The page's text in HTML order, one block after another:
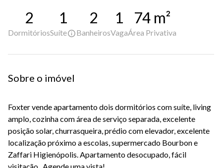
2
Dormitórios
1
Suíte
2
Banheiros
1
Vaga
74 m²
Área Privativa
Sobre o imóvel
Foxter vende apartamento dois dormitórios com suíte, living
amplo, cozinha com área de serviço separada, excelente
posição solar, churrasqueira, prédio com elevador, excelente
localização próximo a escolas, supermercado Bourbon e
Zaffari Higienópolis. Apartamento desocupado, fácil